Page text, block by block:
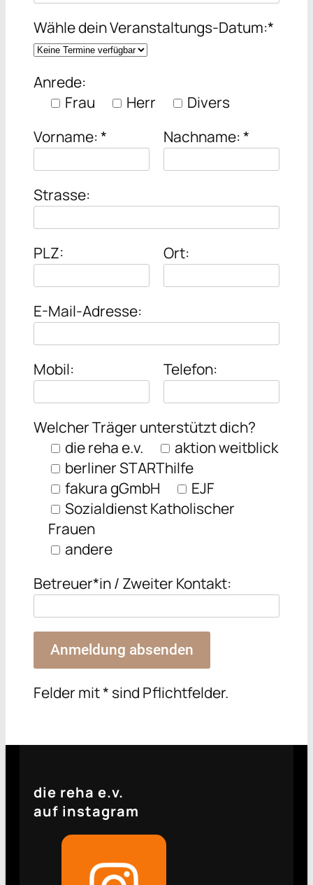
Wähle dein Veranstaltungs-Datum:*
Anrede:
Frau
Herr
Divers
Vorname: *
Nachname: *
Strasse:
PLZ: Ort:
E-Mail-Adresse:
Mobil: Telefon:
Welcher Träger unterstützt dich?
die reha e.v.
aktion weitblick
berliner STARThilfe
fakura gGmbH
EJF
Sozialdienst Katholischer
Frauen
andere
Betreuer*in / Zweiter Kontakt:
Felder mit * sind Pflichtfelder.
die reha e.v.
auf instagram